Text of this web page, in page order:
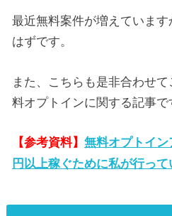
最近無料案件が増えていま
はずです。
また、こちらも是非合わせ
料オプトインに関する記事で
【参考資料】 無料オプトイ
円以上稼ぐために私が行っ